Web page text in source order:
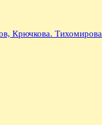
Крючкова. Тихомирова